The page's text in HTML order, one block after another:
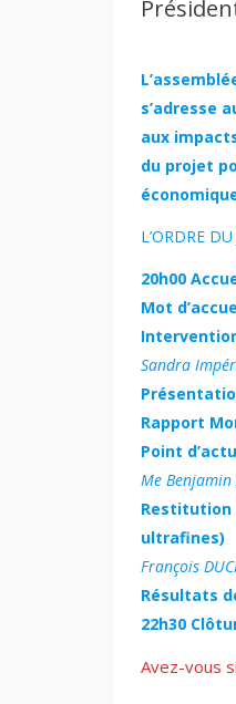
s’adresse
aux
du projet
L’ORDRE
20h00
Mot
Sandra
Rapport
Point
Me Benjamin
Restitution
ultrafines)
François
Résultats
22h30
Avez-vous